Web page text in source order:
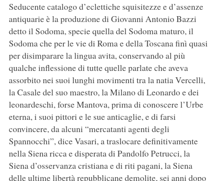
Seducente catalogo d’eclettiche squisitezze e d’assenze
antiquarie è la produzione di Giovanni Antonio Bazzi
detto il Sodoma, specie quella del Sodoma maturo, il
Sodoma che per le vie di Roma e della Toscana finì quasi
per disimparare la lingua avita, conservando al più
qualche inflessione di tutte quelle parlate che aveva
assorbito nei suoi lunghi movimenti tra la natia Vercelli,
la Casale del suo maestro, la Milano di Leonardo e dei
leonardeschi, forse Mantova, prima di conoscere l’Urbe
eterna, i suoi pittori e le sue anticaglie, e di farsi
convincere, da alcuni “mercatanti agenti degli
Spannocchi”, dice Vasari, a traslocare definitivamente
nella Siena ricca e disperata di Pandolfo Petrucci, la
Siena d’osservanza cristiana e di riti pagani, la Siena
delle ultime libertà repubblicane demolite, sei anni dopo